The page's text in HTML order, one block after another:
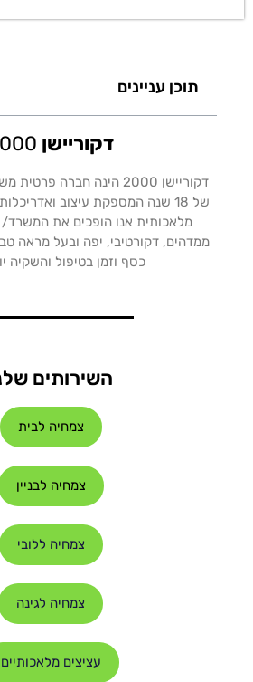
תוכן עניינים
דקוריישן
דקוריישן 2000 הינה חברה
של 18 שנה המספקת עיצוב
מלאכותית אנו הופכים את המשרד/
ממדהים, דקורטיבי, יפה ובעל מראה
כסף וזמן בטיפול והשקיה
השירותים
צמחיה לבית
צמחיה לבניין
צמחיה ללובי
צמחיה לגינה
עציצים מלאכותיים